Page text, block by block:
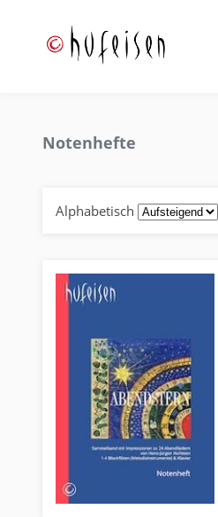
Notenhefte
Alphabetisch